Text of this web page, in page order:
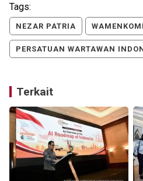
Tags:
NEZAR PATRIA
PERSATUAN WARTAWAN
Terkait